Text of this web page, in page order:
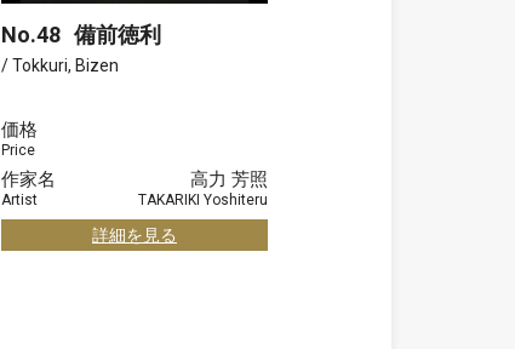
No.48 備前徳利
/ Tokkuri, Bizen
価格
Price
作家名
Artist
高力 芳照
TAKARIKI Yoshiteru
詳細を見る